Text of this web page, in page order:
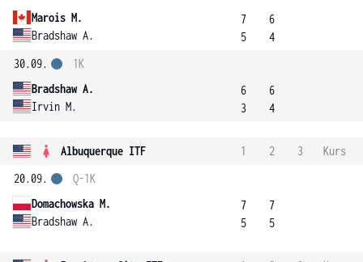
Marois M.
Bradshaw A.
7
5
6
4
30.09.
Bradshaw A.
Irvin M.
1K
6
3
6
4
Albuquerque ITF 1 2 3
Kurs
20.09.
Domachowska M.
Bradshaw A.
Q-1K
7
5
7
5